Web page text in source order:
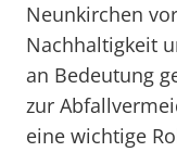
Neunkirchen
Nachhaltigkeit
an Bedeutung
zur
eine wichtige